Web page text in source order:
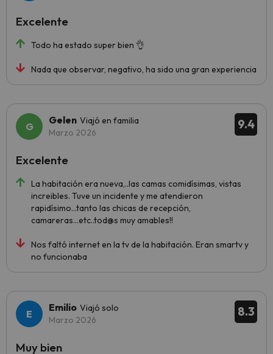
Todo ha estado super bien 👌
Nada que observar, negativo, ha sido una gran experiencia
Excelente
9.4
Gelen Viajó en familia
Marzo 2026
La habitación era nueva,..las camas comidísimas, vistas
increibles. Tuve un incidente y me atendieron
rapidísimo...tanto las chicas de recepción,
camareras...etc..tod@s muy amables!!
Nos faltó internet en la tv de la habitación. Eran smartv y
no funcionaba
Excelente
8.3
Emilio Viajó solo
Marzo 2026
Muy bien